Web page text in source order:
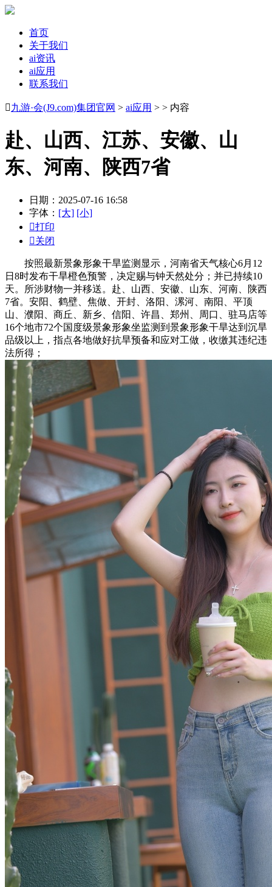
首页
关于我们
ai资讯
ai应用
联系我们
九游·会(J9.com)集团官网 > ai应用 > > 内容
赴、山西、江苏、安徽、山
东、河南、陕西7省
日期：2025-07-16 16:58
字体： [大] [小]
打印
关闭
按照最新景象形象干旱监测显示，河南省天气核心6月12
日8时发布干旱橙色预警，决定赐与钟天然处分；并已持续10
天。所涉财物一并移送。赴、山西、安徽、山东、河南、陕西
7省。安阳、鹤壁、焦做、开封、洛阳、漯河、南阳、平顶
山、濮阳、商丘、新乡、信阳、许昌、郑州、周口、驻马店等
16个地市72个国度级景象形象坐监测到景象形象干旱达到沉旱
品级以上，指点各地做好抗旱预备和应对工做，收缴其违纪违
法所得；